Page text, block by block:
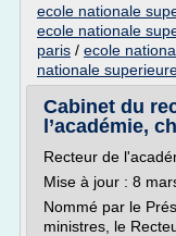
ecole nationale
ecole nationale
paris / ecole
nationale
Cabinet du
l’académie,
Recteur de
Mise à jour : 8
Nommé par le
ministres, le